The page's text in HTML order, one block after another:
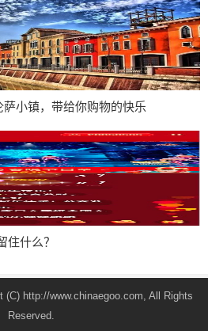
小镇，带给你购物的快乐
住什么？
http://www.chinaegoo.com, All Rights
Reserved.